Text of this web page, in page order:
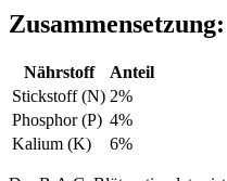
Zusammensetzung:
Nährstoff
Anteil
Stickstoff (N) 2%
Phosphor (P) 4%
Kalium (K)
6%